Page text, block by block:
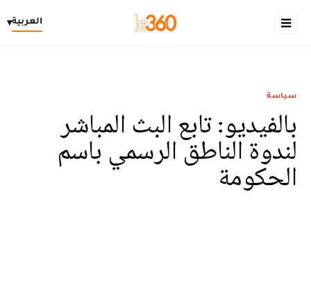
العربية▾
سياسة
بالفيديو: تابع البث المباشر
لندوة الناطق الرسمي باسم
الحكومة